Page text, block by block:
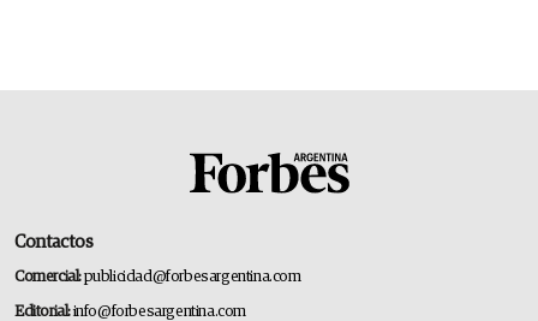
Contactos
Comercial:publicidad@forbesargentina.com
Editorial:info@forbesargentina.com